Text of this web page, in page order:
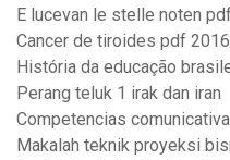
E lucevan le stelle noten pdf
Cancer de tiroides pdf 2016
História da educação
Perang teluk 1 irak dan iran
Competencias
Makalah teknik proyeksi